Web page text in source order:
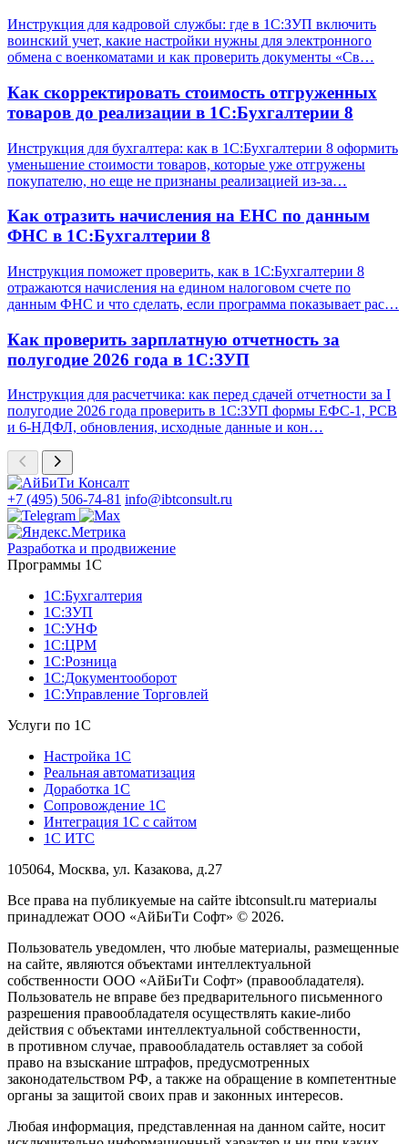
Инструкция для кадровой службы: где в 1С:ЗУП включить
воинский учет, какие настройки нужны для электронного
обмена с военкоматами и как проверить документы «Св…
Как скорректировать стоимость отгруженных
товаров до реализации в 1С:Бухгалтерии 8
Инструкция для бухгалтера: как в 1С:Бухгалтерии 8 оформить
уменьшение стоимости товаров, которые уже отгружены
покупателю, но еще не признаны реализацией из-за…
Как отразить начисления на ЕНС по данным
ФНС в 1С:Бухгалтерии 8
Инструкция поможет проверить, как в 1С:Бухгалтерии 8
отражаются начисления на едином налоговом счете по
данным ФНС и что сделать, если программа показывает рас…
Как проверить зарплатную отчетность за
полугодие 2026 года в 1С:ЗУП
Инструкция для расчетчика: как перед сдачей отчетности за I
полугодие 2026 года проверить в 1С:ЗУП формы ЕФС-1, РСВ
и 6-НДФЛ, обновления, исходные данные и кон…
+7 (495) 506-74-81 info@ibtconsult.ru
Разработка и продвижение
Программы 1С
1С:Бухгалтерия
1С:ЗУП
1С:УНФ
1С:ЦРМ
1С:Розница
1С:Документооборот
1С:Управление Торговлей
Услуги по 1С
Настройка 1С
Реальная автоматизация
Доработка 1С
Сопровождение 1С
Интеграция 1С с сайтом
1С ИТС
105064, Москва, ул. Казакова, д.27
Все права на публикуемые на сайте ibtconsult.ru материалы
принадлежат ООО «АйБиТи Софт» © 2026.
Пользователь уведомлен, что любые материалы, размещенные
на сайте, являются объектами интеллектуальной
собственности ООО «АйБиТи Софт» (правообладателя).
Пользователь не вправе без предварительного письменного
разрешения правообладателя осуществлять какие-либо
действия с объектами интеллектуальной собственности,
в противном случае, правообладатель оставляет за собой
право на взыскание штрафов, предусмотренных
законодательством РФ, а также на обращение в компетентные
органы за защитой своих прав и законных интересов.
Любая информация, представленная на данном сайте, носит